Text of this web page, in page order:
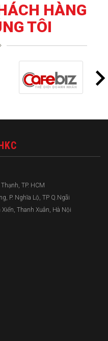
HÀNG
TÔI
TP. HCM
P. Nghĩa Lộ, TP Q.Ngãi
Thanh Xuân, Hà Nội